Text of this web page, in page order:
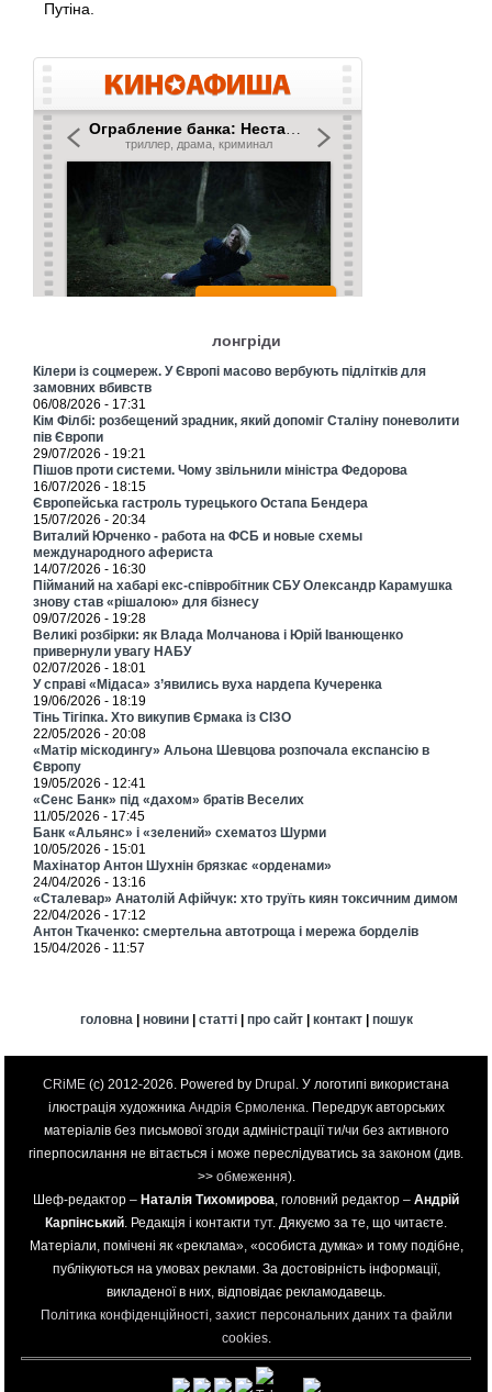
Путіна.
лонгріди
Кілери із соцмереж. У Європі масово вербують підлітків для
замовних вбивств
06/08/2026 - 17:31
Кім Філбі: розбещений зрадник, який допоміг Сталіну поневолити
пів Європи
29/07/2026 - 19:21
Пішов проти системи. Чому звільнили міністра Федорова
16/07/2026 - 18:15
Європейська гастроль турецького Остапа Бендера
15/07/2026 - 20:34
Виталий Юрченко - работа на ФСБ и новые схемы
международного афериста
14/07/2026 - 16:30
Пійманий на хабарі екс-співробітник СБУ Олександр Карамушка
знову став «рішалою» для бізнесу
09/07/2026 - 19:28
Великі розбірки: як Влада Молчанова і Юрій Іванющенко
привернули увагу НАБУ
02/07/2026 - 18:01
У справі «Мідаса» з’явились вуха нардепа Кучеренка
19/06/2026 - 18:19
Тінь Тігіпка. Хто викупив Єрмака із СІЗО
22/05/2026 - 20:08
«Матір міскодингу» Альона Шевцова розпочала експансію в
Європу
19/05/2026 - 12:41
«Сенс Банк» під «дахом» братів Веселих
11/05/2026 - 17:45
Банк «Альянс» і «зелений» схематоз Шурми
10/05/2026 - 15:01
Махінатор Антон Шухнін брязкає «орденами»
24/04/2026 - 13:16
«Сталевар» Анатолій Афійчук: хто труїть киян токсичним димом
22/04/2026 - 17:12
Антон Ткаченко: смертельна автотроща і мережа борделів
15/04/2026 - 11:57
головна | новини| статті| про сайт| контакт| пошук
CRiME (c) 2012-2026. Powered by Drupal . У логотипі використана
ілюстрація художника Андрія Єрмоленка . Передрук авторських
матеріалів без письмової згоди адміністрації ти/чи без активного
гіперпосилання не вітається і може переслідуватись за законом (див.
>> обмеження).
Шеф-редактор – Наталія Тихомирова , головний редактор – Андрій
Карпінський . Редакція і контакти тут. Дякуємо за те, що читаєте.
Матеріали, помічені як «реклама», «особиста думка» и тому подібне,
публікуються на умовах реклами. За достовірність інформації,
викладеної в них, відповідає рекламодавець.
Політика конфіденційності, захист персональних даних та файли
cookies.